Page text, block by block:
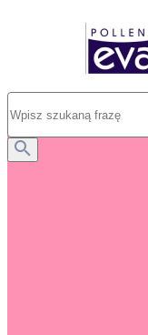
Opublikowano:
Czy można stosować